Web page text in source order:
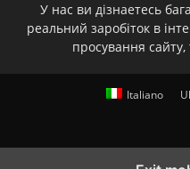
У нас ви дізнаетесь
реальний заробіток в
просування сайту,
Italiano